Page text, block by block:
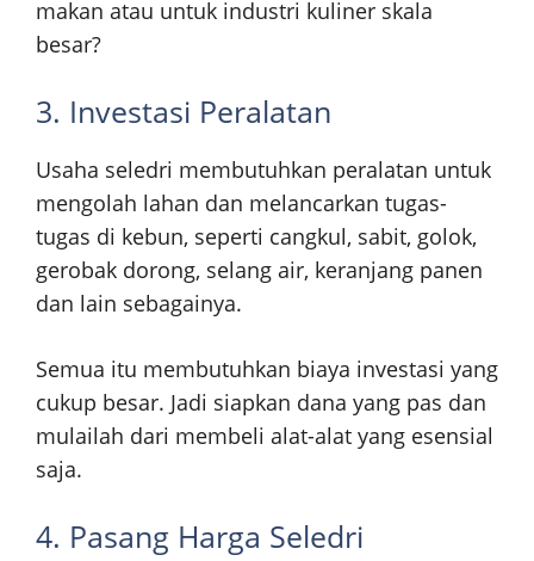
makan atau untuk industri kuliner skala
besar?
3. Investasi Peralatan
Usaha seledri membutuhkan peralatan untuk
mengolah lahan dan melancarkan tugas-
tugas di kebun, seperti cangkul, sabit, golok,
gerobak dorong, selang air, keranjang panen
dan lain sebagainya.
Semua itu membutuhkan biaya investasi yang
cukup besar. Jadi siapkan dana yang pas dan
mulailah dari membeli alat-alat yang esensial
saja.
4. Pasang Harga Seledri